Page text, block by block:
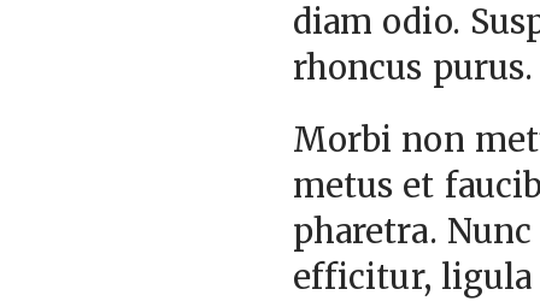
diam odio.
rhoncus
Morbi non
metus et
pharetra.
efficitur, ligula